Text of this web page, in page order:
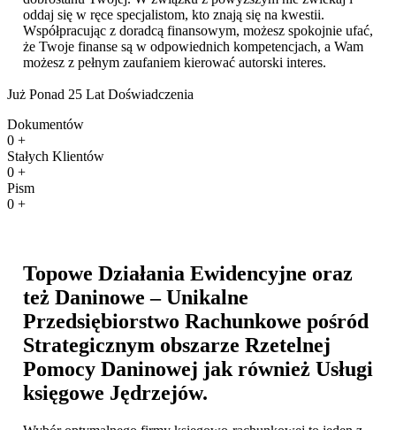
oddaj się w ręce specjalistom, kto znają się na kwestii.
Współpracując z doradcą finansowym, możesz spokojnie ufać,
że Twoje finanse są w odpowiednich kompetencjach, a Wam
możesz z pełnym zaufaniem kierować autorski interes.
Już Ponad 25 Lat Doświadczenia
Dokumentów
0 +
Stałych Klientów
0 +
Pism
0 +
Topowe Działania Ewidencyjne oraz
też Daninowe – Unikalne
Przedsiębiorstwo Rachunkowe pośród
Strategicznym obszarze Rzetelnej
Pomocy Daninowej jak również Usługi
księgowe Jędrzejów.